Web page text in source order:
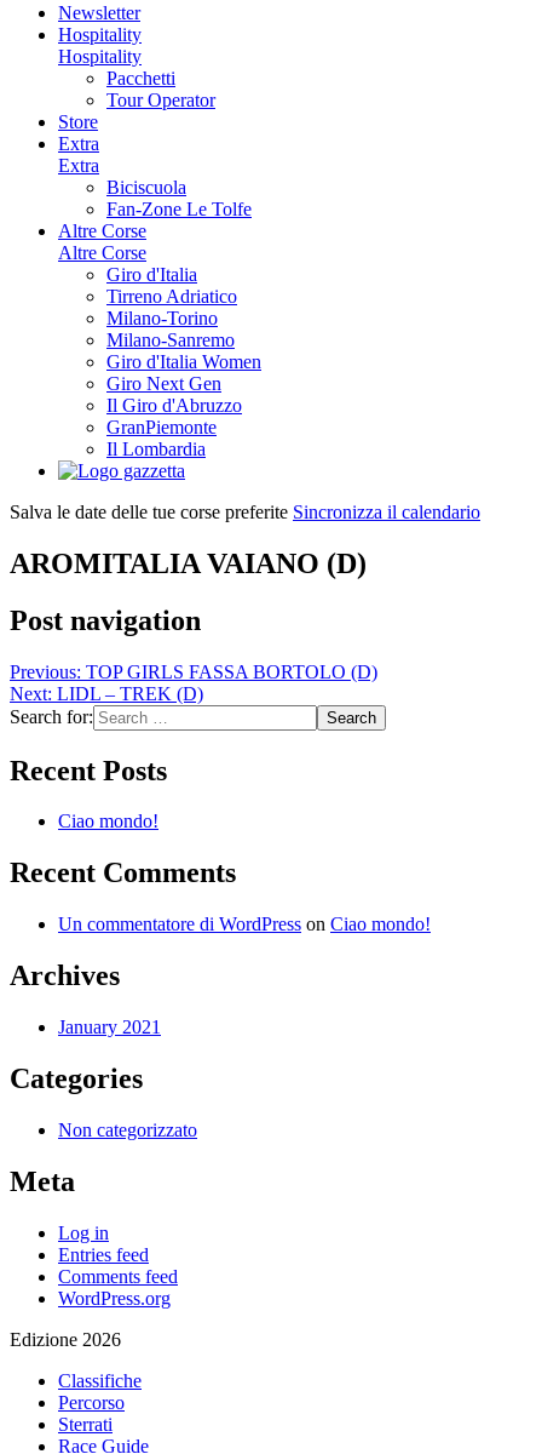
Newsletter
Hospitality
Hospitality
Pacchetti
Tour Operator
Store
Extra
Extra
Biciscuola
Fan-Zone Le Tolfe
Altre Corse
Altre Corse
Giro d'Italia
Tirreno Adriatico
Milano-Torino
Milano-Sanremo
Giro d'Italia Women
Giro Next Gen
Il Giro d'Abruzzo
GranPiemonte
Il Lombardia
Salva le date delle tue corse preferite Sincronizza il calendario
AROMITALIA VAIANO (D)
Post navigation
Previous: TOP GIRLS FASSA BORTOLO (D)
Next: LIDL – TREK (D)
Search for:
Recent Posts
Ciao mondo!
Recent Comments
Un commentatore di WordPress on Ciao mondo!
Archives
January 2021
Categories
Non categorizzato
Meta
Log in
Entries feed
Comments feed
WordPress.org
Edizione 2026
Classifiche
Percorso
Sterrati
Race Guide